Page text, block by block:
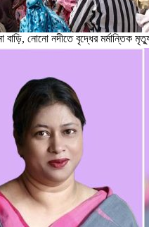
নোনো নদীতে বৃদ্ধের মর্মান্তিক